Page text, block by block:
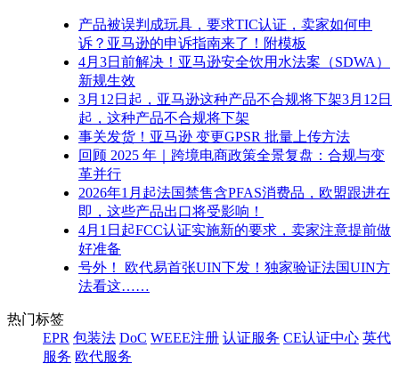
产品被误判成玩具，要求TIC认证，卖家如何申
诉？亚马逊的申诉指南来了！附模板
4月3日前解决！亚马逊安全饮用水法案（SDWA）
新规生效
3月12日起，亚马逊这种产品不合规将下架3月12日
起，这种产品不合规将下架
事关发货！亚马逊 变更GPSR 批量上传方法
回顾 2025 年｜跨境电商政策全景复盘：合规与变
革并行
2026年1月起法国禁售含PFAS消费品，欧盟跟进在
即，这些产品出口将受影响！
4月1日起FCC认证实施新的要求，卖家注意提前做
好准备
号外！ 欧代易首张UIN下发！独家验证法国UIN方
法看这……
热门标签
EPR 包装法 DoC WEEE注册 认证服务 CE认证中心 英代
服务 欧代服务